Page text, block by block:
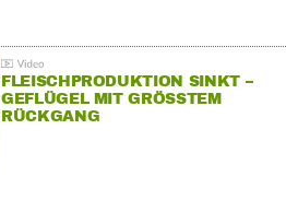
FLEISCHPRODUKTION SINKT –
GEFLÜGEL MIT GRÖSSTEM R
ÜCKGANG